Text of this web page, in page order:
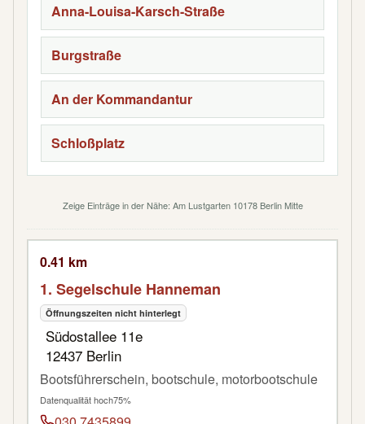
Anna-Louisa-Karsch-Straße
Burgstraße
An der Kommandantur
Schloßplatz
Zeige Einträge in der Nähe: Am Lustgarten 10178 Berlin Mitte
0.41 km
1. Segelschule Hanneman
Öffnungszeiten nicht hinterlegt
Südostallee 11e
12437 Berlin
Bootsführerschein, bootschule, motorbootschule
Datenqualität hoch75%